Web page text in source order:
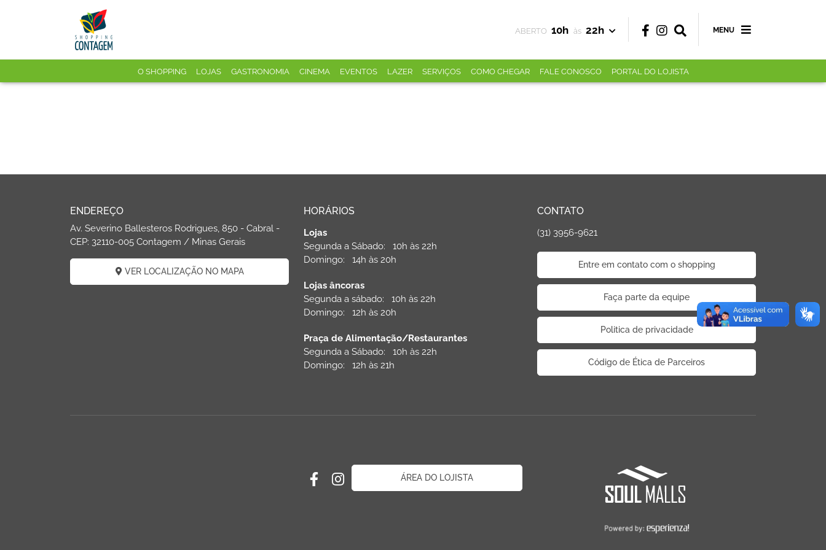
ABERTO 10h às 22h MENU
O SHOPPING LOJAS GASTRONOMIA CINEMA EVENTOS LAZER SERVIÇOS COMO CHEGAR FALE CONOSCO PORTAL DO LOJISTA
ENDEREÇO
Av. Severino Ballesteros Rodrigues, 850 - Cabral -
CEP: 32110-005 Contagem / Minas Gerais
VER LOCALIZAÇÃO NO MAPA
HORÁRIOS
Lojas
Segunda a Sábado: 10h às 22h
Domingo: 14h às 20h
Lojas âncoras
Segunda a sábado: 10h às 22h
Domingo: 12h às 20h
Praça de Alimentação/Restaurantes
Segunda a Sábado: 10h às 22h
Domingo: 12h às 21h
CONTATO
(31) 3956-9621
Entre em contato com o shopping
Faça parte da equipe
Politica de privacidade
Código de Ética de Parceiros
ÁREA DO LOJISTA